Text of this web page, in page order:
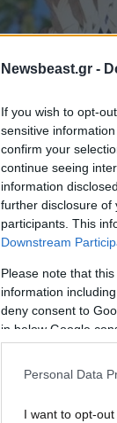
Newsbeast.gr -
If you wish to opt-
sensitive
confirm your
continue seeing
information
further disclosure of
participants. This
Downstream
Please note that
information
deny consent to
in below Google
Personal Data
I want to opt-